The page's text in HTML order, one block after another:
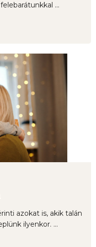
...
azokat is, akik talán
ilyenkor. ...